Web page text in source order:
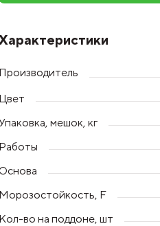
Производитель
Цвет
мешок, кг
Работы
Морозостойкость, F
Кол-во на поддоне, шт